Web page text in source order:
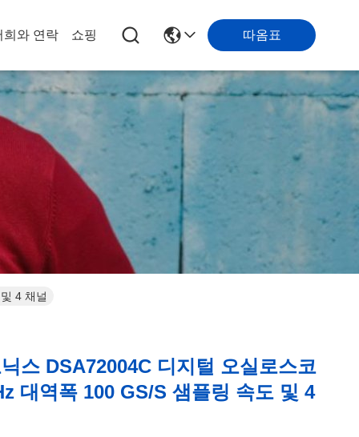
희와 연락 쇼핑 따옴표
4 채널
스 DSA72004C 디지털 오실로스코
대역폭 100 GS/s 샘플링 속도 및 4